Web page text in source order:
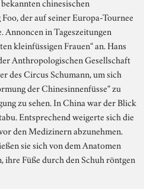
der auf seiner Europa-Tournee
Annoncen in Tageszeitungen
kleinfüssigen Frauen“ an. Hans
Anthropologischen Gesellschaft
des Circus Schumann, um sich
der Chinesinnenfüsse“ zu
zu sehen. In China war der Blick
Entsprechend weigerte sich die
den Medizinern abzunehmen.
sie sich von dem Anatomen
ihre Füße durch den Schuh röntgen